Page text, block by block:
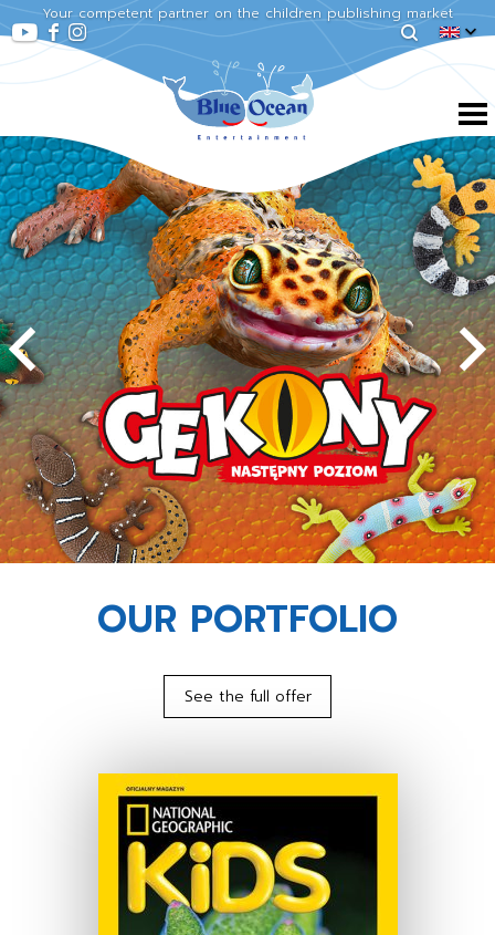
Your competent partner on the children publishing market
OUR PORTFOLIO
See the full offer